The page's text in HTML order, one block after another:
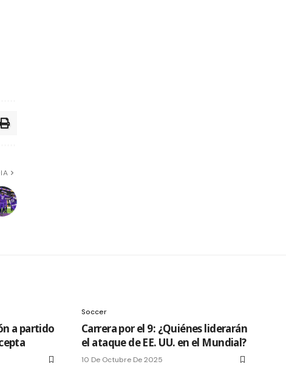
a partido
Soccer
Carrera por el 9: ¿Quiénes liderarán
el ataque de EE. UU. en el Mundial?
10 De Octubre De 2025